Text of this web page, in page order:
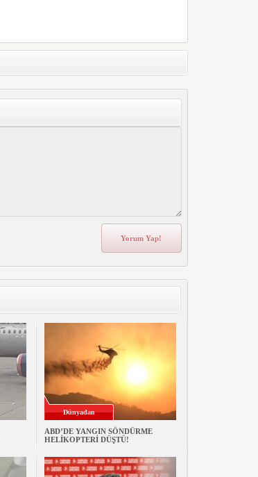
Dünyadan
ABD’DE YANGIN SÖNDÜRME
HELİKOPTERİ DÜŞTÜ!